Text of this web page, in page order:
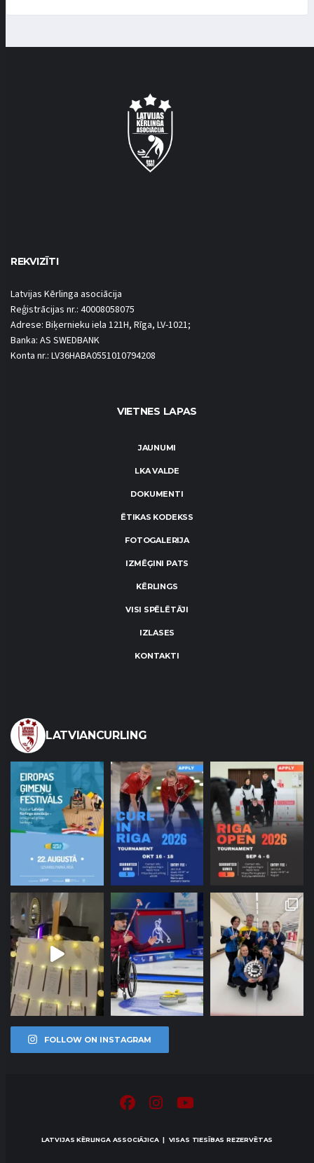
REKVIZĪTI
Latvijas Kērlinga asociācija
Reģistrācijas nr.: 40008058075
Adrese: Biķernieku iela 121H, Rīga, LV-1021;
Banka: AS SWEDBANK
Konta nr.: LV36HABA0551010794208
VIETNES LAPAS
JAUNUMI
LKA VALDE
DOKUMENTI
ĒTIKAS KODEKSS
FOTOGALERIJA
IZMĒĢINI PATS
KĒRLINGS
VISI SPĒLĒTĀJI
IZLASES
KONTAKTI
LATVIANCURLING
FOLLOW ON INSTAGRAM
LATVIJAS KĒRLINGA ASSOCIĀJICA | VISAS TIESĪBAS REZERVĒTAS